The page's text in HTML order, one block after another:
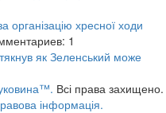
організацію хресної ходи
1
як Зеленський може
Всі права захищено.
інформація.